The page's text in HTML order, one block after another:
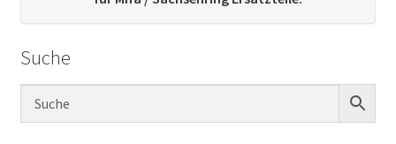
Kontakt
Sachs Ersatzteile
Suche